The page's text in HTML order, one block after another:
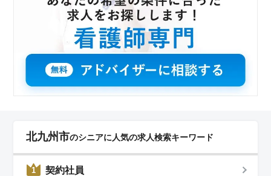
北九州市のシニアに人気の求人検索キーワード
1 契約社員